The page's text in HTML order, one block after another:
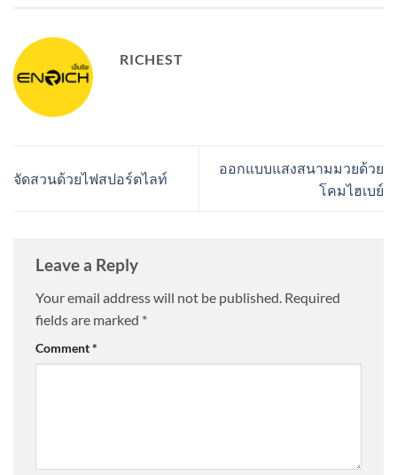
RICHEST
จัดสวนด้วยไฟสปอร์ตไลท์
ออกแบบแสงสนามมวยด้วย
โคมไฮเบย์
Leave a Reply
Your email address will not be published. Required
fields are marked *
Comment*